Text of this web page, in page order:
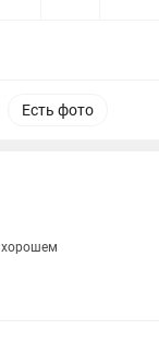
Есть фото
хорошем